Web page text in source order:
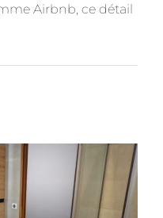
Airbnb, ce détail